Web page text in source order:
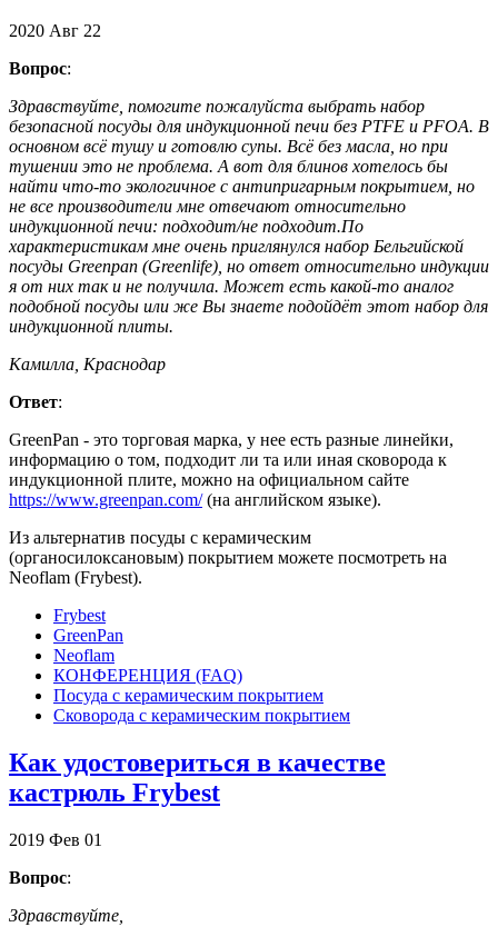
2020 Авг 22
Вопрос:
Здравствуйте, помогите пожалуйста выбрать набор
безопасной посуды для индукционной печи без PTFE и PFOA. В
основном всё тушу и готовлю супы. Всё без масла, но при
тушении это не проблема. А вот для блинов хотелось бы
найти что-то экологичное с антипригарным покрытием, но
не все производители мне отвечают относительно
индукционной печи: подходит/не подходит.По
характеристикам мне очень приглянулся набор Бельгийской
посуды Greenpan (Greenlife), но ответ относительно индукции
я от них так и не получила. Может есть какой-то аналог
подобной посуды или же Вы знаете подойдёт этот набор для
индукционной плиты.
Камилла, Краснодар
Ответ:
GreenPan - это торговая марка, у нее есть разные линейки,
информацию о том, подходит ли та или иная сковорода к
индукционной плите, можно на официальном сайте
https://www.greenpan.com/(на английском языке).
Из альтернатив посуды с керамическим
(органосилоксановым) покрытием можете посмотреть на
Neoflam (Frybest).
Frybest
GreenPan
Neoflam
КОНФЕРЕНЦИЯ (FAQ)
Посуда с керамическим покрытием
Сковорода с керамическим покрытием
Как удостовериться в качестве
кастрюль Frybest
2019 Фев 01
Вопрос:
Здравствуйте,